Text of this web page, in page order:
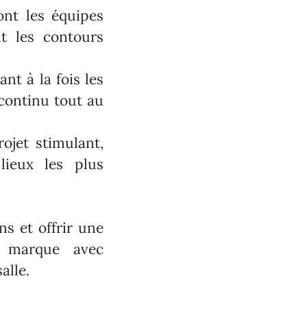
les équipes
les contours
à la fois les
tout au
stimulant,
les plus
et offrir une
avec